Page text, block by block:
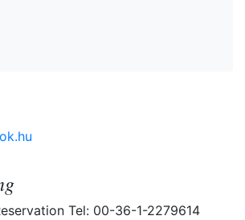
Tel: 00-36-1-2279614